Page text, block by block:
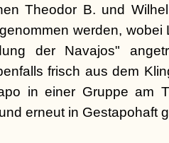
Theodor B. und
werden, wobei
der Navajos"
frisch aus dem
in einer Gruppe am
erneut in Gestapohaft